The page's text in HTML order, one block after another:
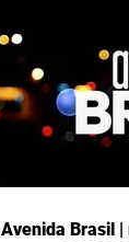
Avenida Brasil